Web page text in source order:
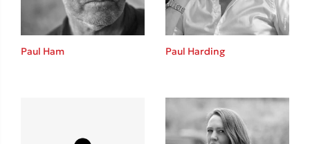
Κώστας Κρομμύδας
Paul Ham Paul Harding